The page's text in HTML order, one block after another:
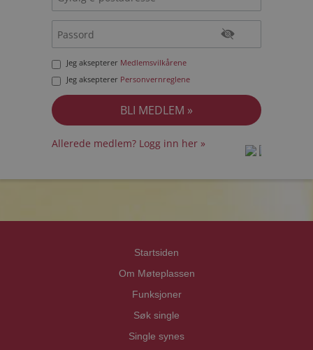
Jeg aksepterer Medlemsvilkårene
Jeg aksepterer Personvernreglene
Allerede medlem? Logg inn her »
Startsiden
Om Møteplassen
Funksjoner
Søk single
Single synes